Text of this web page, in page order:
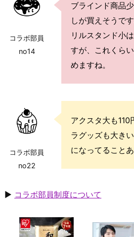
コラボ部員
no14
ブラインド商品
しが買えそうで
リルスタンド小
すが、これくら
めますね。
コラボ部員
no22
アクスタ大も110
ラグッズも大き
になってることあ
▶ コラボ部員制度について